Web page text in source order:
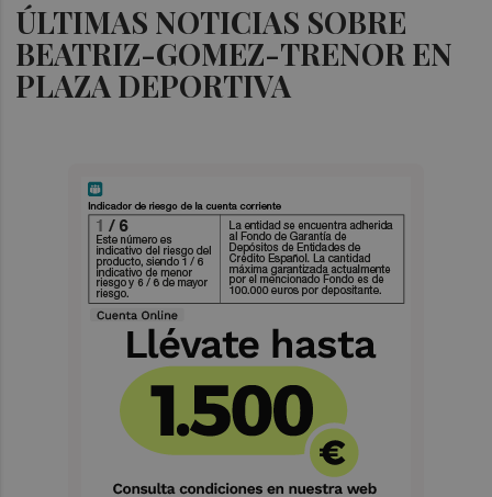
ÚLTIMAS NOTICIAS SOBRE
BEATRIZ-GOMEZ-TRENOR EN
PLAZA DEPORTIVA